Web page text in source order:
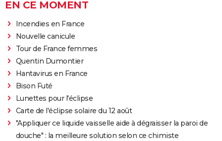
EN CE MOMENT
Incendies en France
Nouvelle canicule
Tour de France femmes
Quentin Dumontier
Hantavirus en France
Bison Futé
Lunettes pour l'éclipse
Carte de l'éclipse solaire du 12 août
"Appliquer ce liquide vaisselle aide à dégraisser la paroi de
douche" : la meilleure solution selon ce chimiste